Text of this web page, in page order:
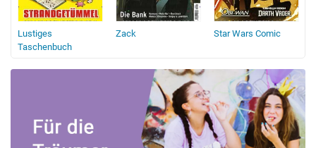
Lustiges
Taschenbuch
Zack Star Wars Comic